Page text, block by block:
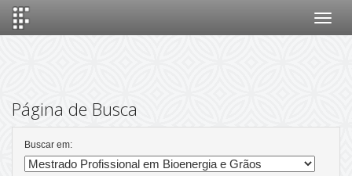
Página de Busca
Buscar em: